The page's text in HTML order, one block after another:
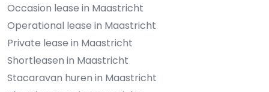
Occasion lease in Maastricht
Operational lease in Maastricht
Private lease in Maastricht
Shortleasen in Maastricht
Stacaravan huren in Maastricht